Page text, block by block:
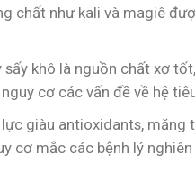
chất như kali và magiê
khô là nguồn chất xơ
cơ các vấn đề về hệ
giàu antioxidants, măng
cơ mắc các bệnh lý